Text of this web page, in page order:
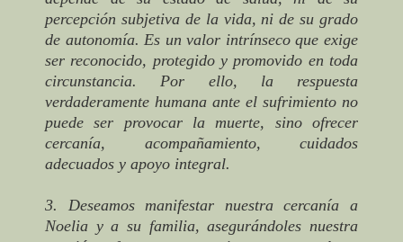
percepción subjetiva de la vida, ni de su grado
de autonomía. Es un valor intrínseco que exige
ser reconocido, protegido y promovido en toda
circunstancia. Por ello, la respuesta
verdaderamente humana ante el sufrimiento no
puede ser provocar la muerte, sino ofrecer
cercanía, acompañamiento, cuidados
adecuados y apoyo integral.
3. Deseamos manifestar nuestra cercanía a
Noelia y a su familia, asegurándoles nuestra